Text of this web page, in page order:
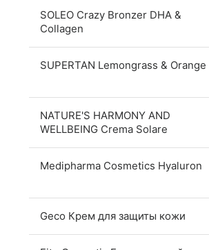
SOLEO Crazy Bronzer DHA &
Collagen
SUPERTAN Lemongrass & Orange
NATURE'S HARMONY AND
WELLBEING Crema Solare
Medipharma Cosmetics Hyaluron
Geco Крем для защиты кожи